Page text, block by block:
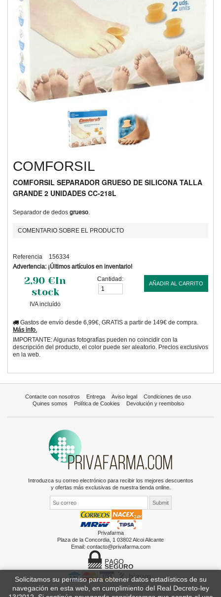
COMFORSIL
COMFORSIL SEPARADOR GRUESO DE SILICONA TALLA
GRANDE 2 UNIDADES CC-218L
Separador de dedos grueso.
COMENTARIO SOBRE EL PRODUCTO
Referencia
156334
Advertencia: ¡Últimos artículos en inventario!
2,90 €In
stock
IVA incluído
Cantidad:
AÑADIR AL CARRITO
Gastos de envío desde 6,99€, GRATIS a partir de 149€ de compra.
Más info.
IMPORTANTE: Algunas fotografías pueden no coincidir con la
descripción del producto, el color puede ser aleatorio. Precios exclusivos
en la web.
Contacte con nosotros Entrega Aviso legal
Condiciones de uso
Quines somos
Política de Cookies Devolución y reembolso
Introduzca su correo electrónico para recibir los mejores descuentos
y ofertas más exclusivas de nuestra tienda online.
Privafarma
Plaza de la Concordia, 1 03802 Alcoi Alicante
Email: contacto@privafarma.com
Solicitamos su permiso para obtener datos estadísticos de su
navegación en esta web, en cumplimiento del Real Decreto-ley